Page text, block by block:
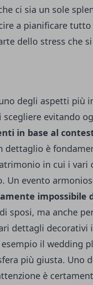
ci sia un sole
a pianificare
dello stress che
degli aspetti più
evitando
in base al
dettaglio è
in cui i vari
Un evento
impossibile
sposi, ma anche
dettagli decorativi
il wedding
più giusta. Uno
è